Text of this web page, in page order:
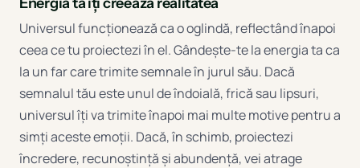
Universul funcționează ca o oglindă, reflectând înapoi
ceea ce tu proiectezi în el. Gândește-te la energia ta ca
la un far care trimite semnale în jurul său. Dacă
semnalul tău este unul de îndoială, frică sau lipsuri,
universul îți va trimite înapoi mai multe motive pentru a
simți aceste emoții. Dacă, în schimb, proiectezi
încredere, recunoștință și abundență, vei atrage